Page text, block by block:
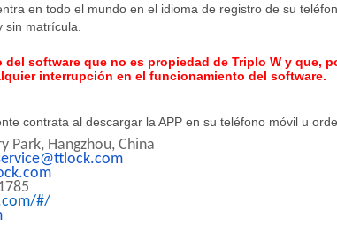
en todo el mundo en el idioma de registro de su
sin matrícula.
del software que no es propiedad de Triplo W y
interrupción en el funcionamiento del software.
contrata al descargar la APP en su teléfono móvil u
Park, Hangzhou, China
#/